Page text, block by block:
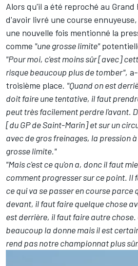
Alors qu'il a été reproché au
d'avoir livré une course ennuyeuse,
une nouvelle fois mentionné la
comme "une grosse limite"
"Pour moi, c'est moins sûr [avec]
risque beaucoup plus de tomber",
troisième place. "Quand on est
doit faire une tentative, il faut
peut très facilement perdre l'avant.
[du GP de Saint-Marin] et sur un
avec de gros freinages, la pression
grosse limite."
"Mais c'est ce qu'on a, donc il faut
comment progresser sur ce point. Il
ce qui va se passer en course parce
devant, il faut faire quelque chose
est derrière, il faut faire autre chose.
beaucoup la donne mais il est
rend pas notre championnat plus